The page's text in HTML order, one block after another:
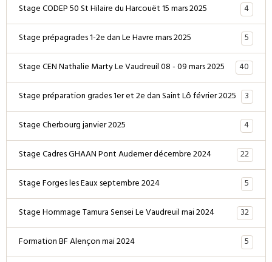
Stage CODEP 50 St Hilaire du Harcouët 15 mars 2025
4
Stage prépagrades 1-2e dan Le Havre mars 2025
5
Stage CEN Nathalie Marty Le Vaudreuil 08 - 09 mars 2025
40
Stage préparation grades 1er et 2e dan Saint Lô février 2025 3
Stage Cherbourg janvier 2025
4
Stage Cadres GHAAN Pont Audemer décembre 2024
22
Stage Forges les Eaux septembre 2024
5
Stage Hommage Tamura Sensei Le Vaudreuil mai 2024
32
Formation BF Alençon mai 2024
5